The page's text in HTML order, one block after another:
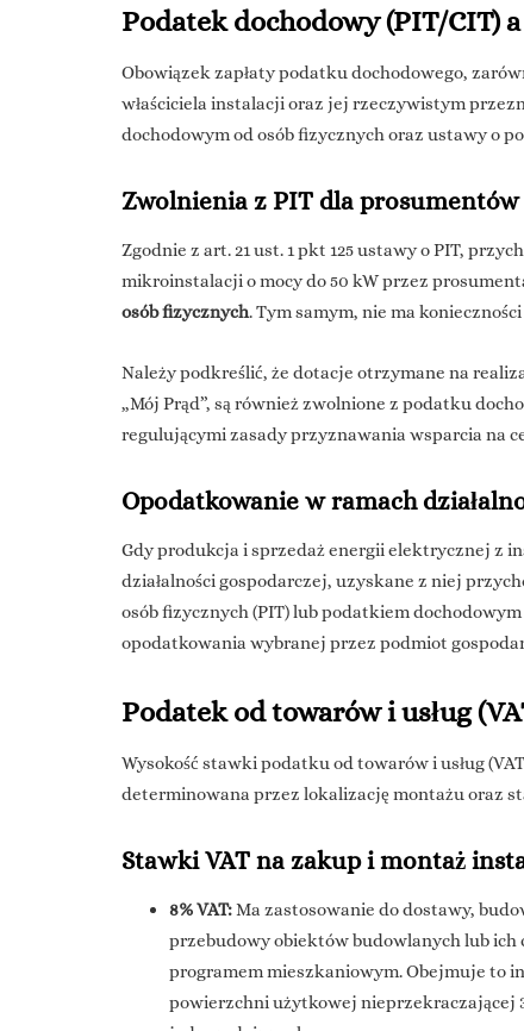
Podatek dochodowy (PIT/CIT)
Obowiązek zapłaty podatku dochodowego,
właściciela instalacji oraz jej rzeczywistym
dochodowym od osób fizycznych oraz ustawy o
Zwolnienia z PIT dla
Zgodnie z art. 21 ust. 1 pkt 125 ustawy o PIT,
mikroinstalacji o mocy do 50 kW przez
osób fizycznych. Tym samym, nie ma
Należy podkreślić, że dotacje otrzymane na
„Mój Prąd”, są również zwolnione z podatku
regulującymi zasady przyznawania wsparcia na
Opodatkowanie w ramach
Gdy produkcja i sprzedaż energii elektrycznej z
działalności gospodarczej, uzyskane z niej
osób fizycznych (PIT) lub podatkiem
opodatkowania wybranej przez podmiot
Podatek od towarów i usług
Wysokość stawki podatku od towarów i usług
determinowana przez lokalizację montażu oraz
Stawki VAT na zakup i montaż
8% VAT:Ma zastosowanie do dostawy,
przebudowy obiektów budowlanych lub ich
programem mieszkaniowym. Obejmuje to
powierzchni użytkowej nieprzekraczającej